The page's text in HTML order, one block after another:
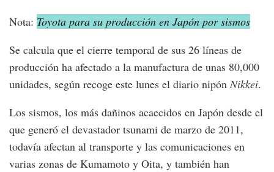
Nota: Toyota para su producción en Japón por sismos
Se calcula que el cierre temporal de sus 26 líneas de
producción ha afectado a la manufactura de unas 80,000
unidades, según recoge este lunes el diario nipón Nikkei.
Los sismos, los más dañinos acaecidos en Japón desde el
que generó el devastador tsunami de marzo de 2011,
todavía afectan al transporte y las comunicaciones en
varias zonas de Kumamoto y Oita, y también han